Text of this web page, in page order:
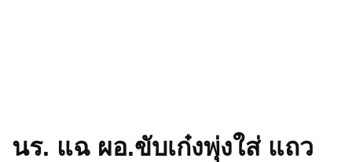
นร. แฉ ผอ.ขับเก๋งพุ่งใส่ แถว